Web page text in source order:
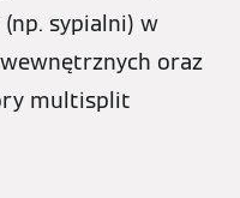
(np. sypialni) w
oraz
multisplit